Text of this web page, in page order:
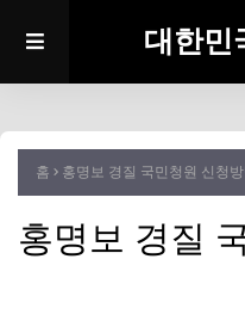
대한민
홈 홍명보 경질 국민청원 신청방
홍명보 경질